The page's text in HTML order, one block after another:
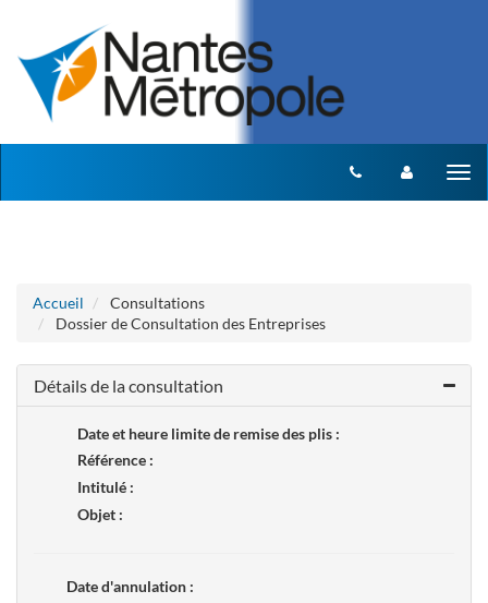
Accueil
Consultations
Dossier de Consultation des Entreprises
Détails de la consultation
Date et heure limite de remise des plis :
Référence :
Intitulé :
Objet :
Date d'annulation :